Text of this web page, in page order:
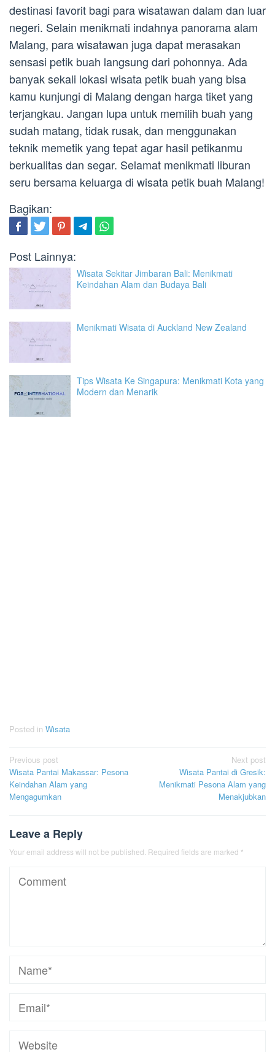
destinasi favorit bagi para wisatawan dalam dan luar
negeri. Selain menikmati indahnya panorama alam
Malang, para wisatawan juga dapat merasakan
sensasi petik buah langsung dari pohonnya. Ada
banyak sekali lokasi wisata petik buah yang bisa
kamu kunjungi di Malang dengan harga tiket yang
terjangkau. Jangan lupa untuk memilih buah yang
sudah matang, tidak rusak, dan menggunakan
teknik memetik yang tepat agar hasil petikanmu
berkualitas dan segar. Selamat menikmati liburan
seru bersama keluarga di wisata petik buah Malang!
Bagikan:
Post Lainnya:
Wisata Sekitar Jimbaran Bali: Menikmati
Keindahan Alam dan Budaya Bali
Menikmati Wisata di Auckland New Zealand
Tips Wisata Ke Singapura: Menikmati Kota yang
Modern dan Menarik
Posted in Wisata
Post
navigation
Previous post
Wisata Pantai Makassar: Pesona
Keindahan Alam yang
Mengagumkan
Next post
Wisata Pantai di Gresik:
Menikmati Pesona Alam yang
Menakjubkan
Leave a Reply
Your email address will not be published. Required fields are marked *